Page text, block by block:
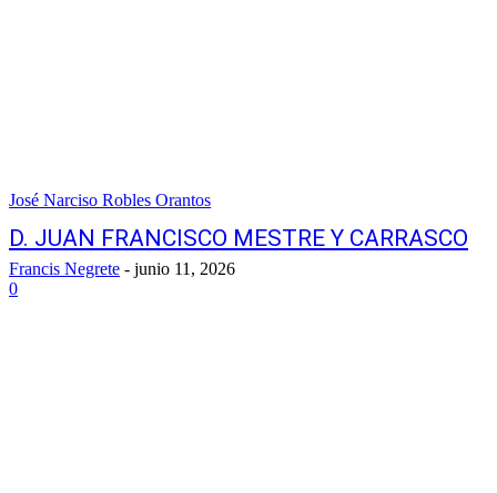
José Narciso Robles Orantos
D. JUAN FRANCISCO MESTRE Y CARRASCO
Francis Negrete - junio 11, 2026
0